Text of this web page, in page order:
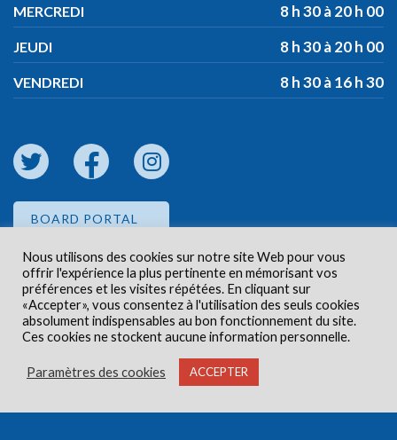
MERCREDI 8 h 30 à 20 h 00
JEUDI 8 h 30 à 20 h 00
VENDREDI 8 h 30 à 16 h 30
BOARD PORTAL
EMPLOYEE PORTAL
Droits d'auteur © 2026 Centre de santé communautaire
Carlington. Tous droits réservés.
Nous utilisons des cookies sur notre site Web pour vous
offrir l'expérience la plus pertinente en mémorisant vos
préférences et les visites répétées. En cliquant sur
«Accepter», vous consentez à l'utilisation des seuls cookies
absolument indispensables au bon fonctionnement du site.
Ces cookies ne stockent aucune information personnelle.
Paramètres des cookies ACCEPTER